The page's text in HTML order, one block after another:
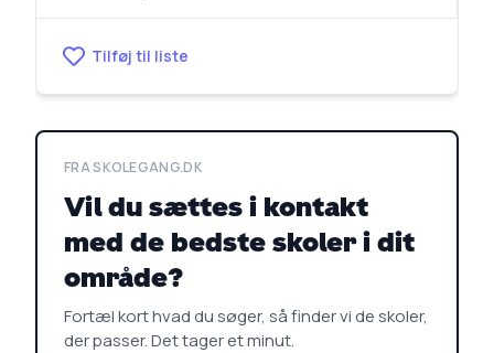
Tilføj til liste
FRA SKOLEGANG.DK
Vil du sættes i kontakt
med de bedste skoler i dit
område?
Fortæl kort hvad du søger, så finder vi de skoler,
der passer. Det tager et minut.